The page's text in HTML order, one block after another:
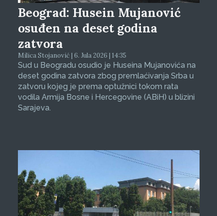
Beograd: Husein Mujanović
osuđen na deset godina
zatvora
Milica Stojanović | 6. Jula 2026 | 14:35
Sud u Beogradu osudio je Huseina Mujanovića na
deset godina zatvora zbog premlaćivanja Srba u
zatvoru kojeg je prema optužnici tokom rata
vodila Armija Bosne i Hercegovine (ABiH) u blizini
Sarajeva.